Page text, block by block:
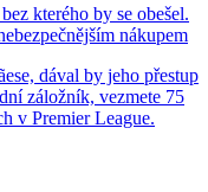
kterého by se obešel.
nákupem
dával by jeho přestup
záložník, vezmete 75
v Premier League.